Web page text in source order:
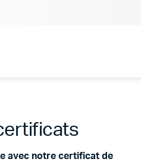
avec notre certificat de